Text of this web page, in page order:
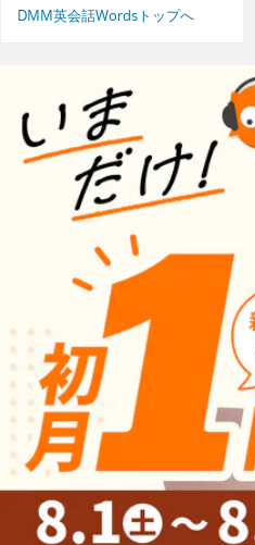
DMM英会話Wordsトップへ